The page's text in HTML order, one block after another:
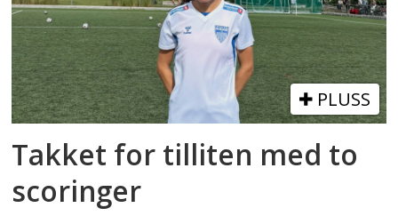
PLUSS
Takket for tilliten med to
scoringer